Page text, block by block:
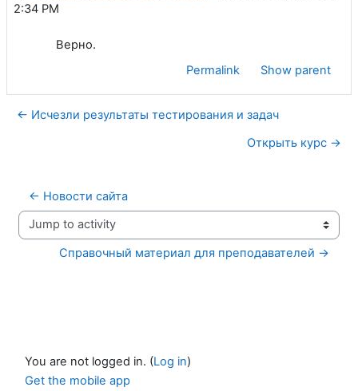
2:34 PM
Верно.
Permalink
Show parent
← Исчезли результаты тестирования и задач
Открыть курс →
← Новости сайта
Jump to activity
Справочный материал для преподавателей →
You are not logged in. (Log in)
Get the mobile app